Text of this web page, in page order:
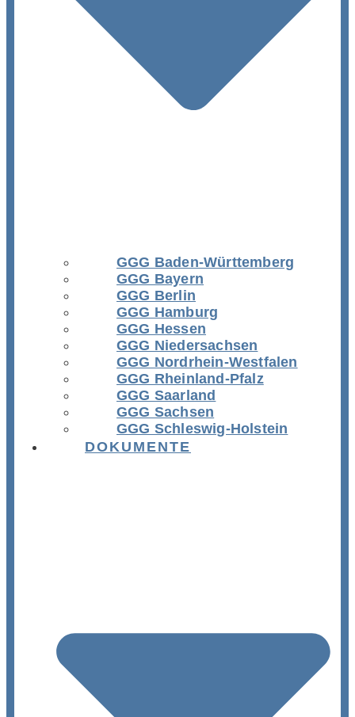
GGG Baden-Württemberg
GGG Bayern
GGG Berlin
GGG Hamburg
GGG Hessen
GGG Niedersachsen
GGG Nordrhein-Westfalen
GGG Rheinland-Pfalz
GGG Saarland
GGG Sachsen
GGG Schleswig-Holstein
DOKUMENTE